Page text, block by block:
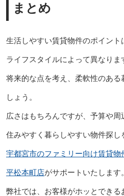
まとめ
生活しやすい賃貸物件のポイント
ライフスタイルによって異なりま
将来的な点を考え、柔軟性のある
しょう。
広さはもちろんですが、予算や周
住みやすく暮らしやすい物件探し
宇都宮市のファミリー向け賃貸
平松本町店がサポートいたします。
弊社では、お客様がホッとできる